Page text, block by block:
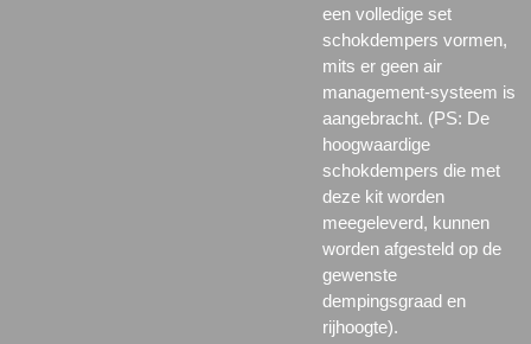
een volledige set
schokdempers vormen,
mits er geen air
management-systeem is
aangebracht. (PS: De
hoogwaardige
schokdempers die met
deze kit worden
meegeleverd, kunnen
worden afgesteld op de
gewenste
dempingsgraad en
rijhoogte).